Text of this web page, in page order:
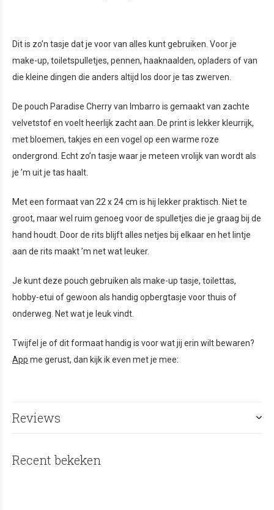
Dit is zo’n tasje dat je voor van alles kunt gebruiken. Voor je
make-up, toiletspulletjes, pennen, haaknaalden, opladers of van
die kleine dingen die anders altijd los door je tas zwerven.
De pouch Paradise Cherry van Imbarro is gemaakt van zachte
velvetstof en voelt heerlijk zacht aan. De print is lekker kleurrijk,
met bloemen, takjes en een vogel op een warme roze
ondergrond. Echt zo’n tasje waar je meteen vrolijk van wordt als
je ’m uit je tas haalt.
Met een formaat van 22 x 24 cm is hij lekker praktisch. Niet te
groot, maar wel ruim genoeg voor de spulletjes die je graag bij de
hand houdt. Door de rits blijft alles netjes bij elkaar en het lintje
aan de rits maakt ’m net wat leuker.
Je kunt deze pouch gebruiken als make-up tasje, toilettas,
hobby-etui of gewoon als handig opbergtasje voor thuis of
onderweg. Net wat je leuk vindt.
Twijfel je of dit formaat handig is voor wat jij erin wilt bewaren?
App me gerust, dan kijk ik even met je mee:
Reviews
Recent bekeken